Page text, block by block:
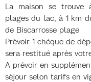
La maison se trouve
plages du lac, à 1 km
de Biscarrosse plage
Prévoir 1 chèque de
sera restitué après
A prévoir en
séjour selon tarifs en